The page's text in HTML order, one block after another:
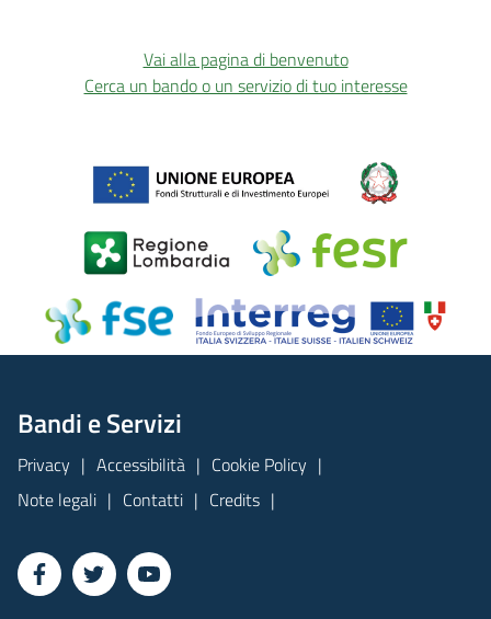
Vai alla pagina di benvenuto
Cerca un bando o un servizio di tuo interesse
Bandi e Servizi
Privacy Accessibilità
Cookie Policy
Note legali
Contatti Credits